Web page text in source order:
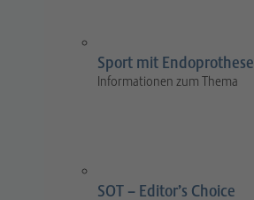
Sport mit Endoprothese
Informationen zum Thema
SOT – Editor’s Choice